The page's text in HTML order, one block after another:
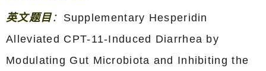
英文题目： Supplementary Hesperidin
Alleviated CPT-11-Induced Diarrhea by
Modulating Gut Microbiota and Inhibiting the